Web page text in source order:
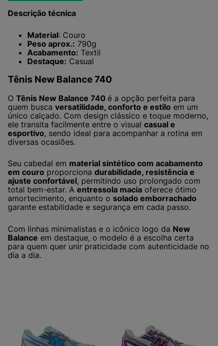
Descrição técnica
Material: Couro
Peso aprox.: 790g
Acabamento: Textil
Destaque: Casual
Tênis New Balance 740
O Tênis New Balance 740 é a opção perfeita para
quem busca versatilidade, conforto e estilo em um
único calçado. Com design clássico e toque moderno,
ele transita facilmente entre o visual casual e
esportivo, sendo ideal para acompanhar a rotina em
diversas ocasiões.
Seu cabedal em material sintético com acabamento
em couro proporciona durabilidade, resistência e
ajuste confortável, permitindo uso prolongado com
total bem-estar. A entressola macia oferece ótimo
amortecimento, enquanto o solado emborrachado
garante estabilidade e segurança em cada passo.
Com linhas minimalistas e o icônico logo da New
Balance em destaque, o modelo é a escolha certa
para quem quer unir praticidade com autenticidade no
dia a dia.